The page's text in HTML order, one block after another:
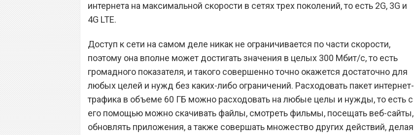
интернета на максимальной скорости в сетях трех поколений, то есть 2G, 3G и
4G LTE.
Доступ к сети на самом деле никак не ограничивается по части скорости,
поэтому она вполне может достигать значения в целых 300 Мбит/с, то есть
громадного показателя, и такого совершенно точно окажется достаточно для
любых целей и нужд без каких-либо ограничений. Расходовать пакет интернет-
трафика в объеме 60 ГБ можно расходовать на любые целы и нужды, то есть с
его помощью можно скачивать файлы, смотреть фильмы, посещать веб-сайты,
обновлять приложения, а также совершать множество других действий, делая